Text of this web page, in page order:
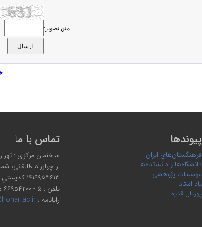
متن تصویر:
تماس با ما
ساختمان مرکزی :
از چهارراه طالقانی، شماره
۱۴۱۶۹۵۳۶۱۳ كدپستي :
تلفن : ۵ - ۶۶۹۵۴۲۰۰ دورنگار : ۶۶۹۵۱۱۶۷
رایانامه :
پیوندها
فرهنگستان‌های ایران
دانشگاه‌ها و دانشکده‌ها
مؤسسات پژوهشی
یاد استاد
پورتال قدیم